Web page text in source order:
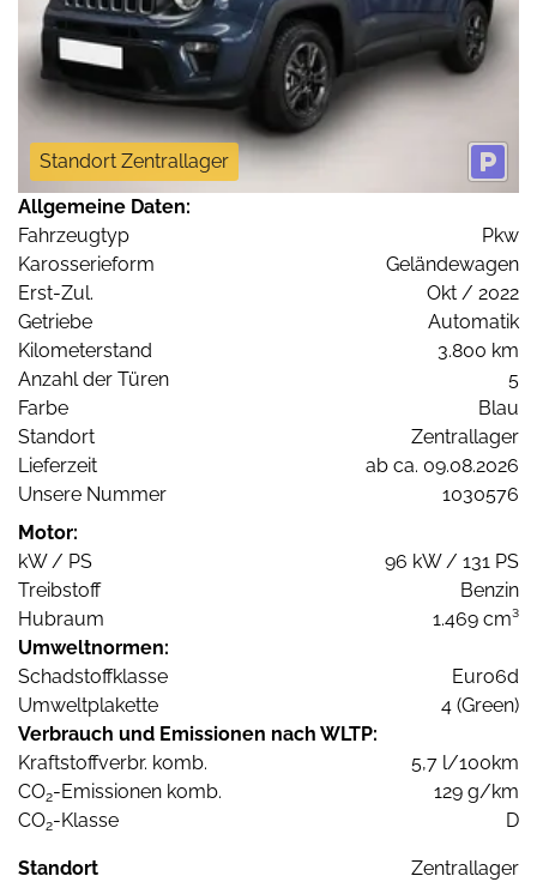
Standort Zentrallager
Allgemeine Daten:
Fahrzeugtyp
Pkw
Karosserieform
Geländewagen
Erst-Zul.
Okt / 2022
Getriebe
Automatik
Kilometerstand
3.800 km
Anzahl der Türen
5
Farbe
Blau
Standort
Zentrallager
Lieferzeit
ab ca. 09.08.2026
Unsere Nummer
1030576
Motor:
kW / PS
96 kW / 131 PS
Treibstoff
Benzin
Hubraum
1.469 cm³
Umweltnormen:
Schadstoffklasse
Euro6d
Umweltplakette
4 (Green)
Verbrauch und Emissionen nach WLTP:
Kraftstoffverbr. komb.
5,7 l/100km
CO2-Emissionen komb.
129 g/km
CO2-Klasse D
Standort Zentrallager